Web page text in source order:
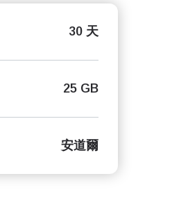
30 天
25 GB
安道爾